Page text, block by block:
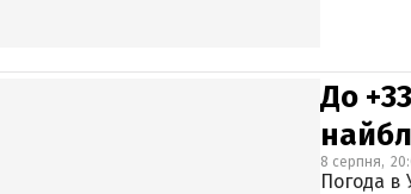
До
8 серпня,
Погода в